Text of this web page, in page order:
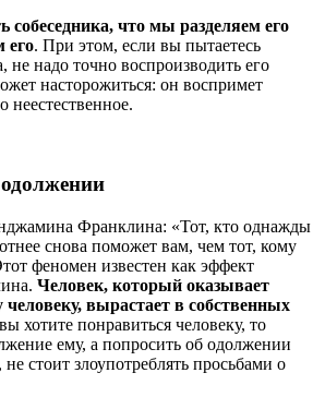
что мы разделяем его
его. При этом, если вы пытаетесь
не надо точно воспроизводить его
насторожиться: он воспримет
неестественное.
Франклина: «Тот, кто однажды
снова поможет вам, чем тот, кому
феномен известен как эффект
Человек, который оказывает
человеку, вырастает в собственных
хотите понравиться человеку, то
ему, а попросить об одолжении
стоит злоупотреблять просьбами о